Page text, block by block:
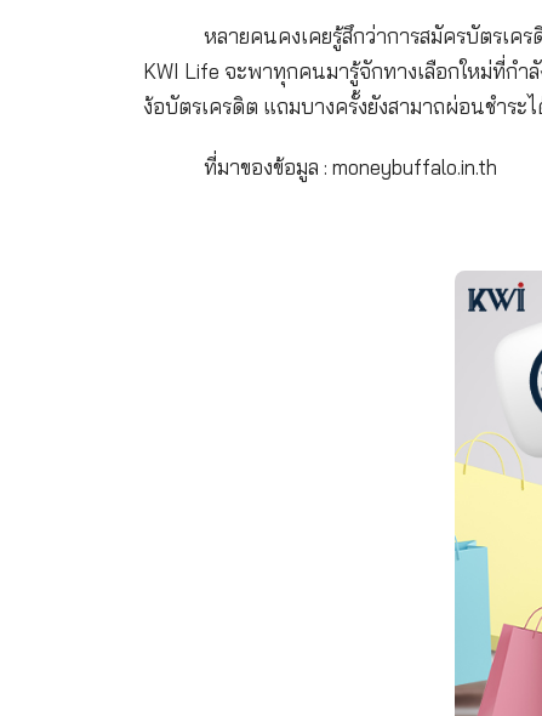
หลายคนคงเคยรู้สึกว่าการ
ง้อบัตรเครดิต แถมบางครั้งยังสามา
ที่มาของข้อมูล :